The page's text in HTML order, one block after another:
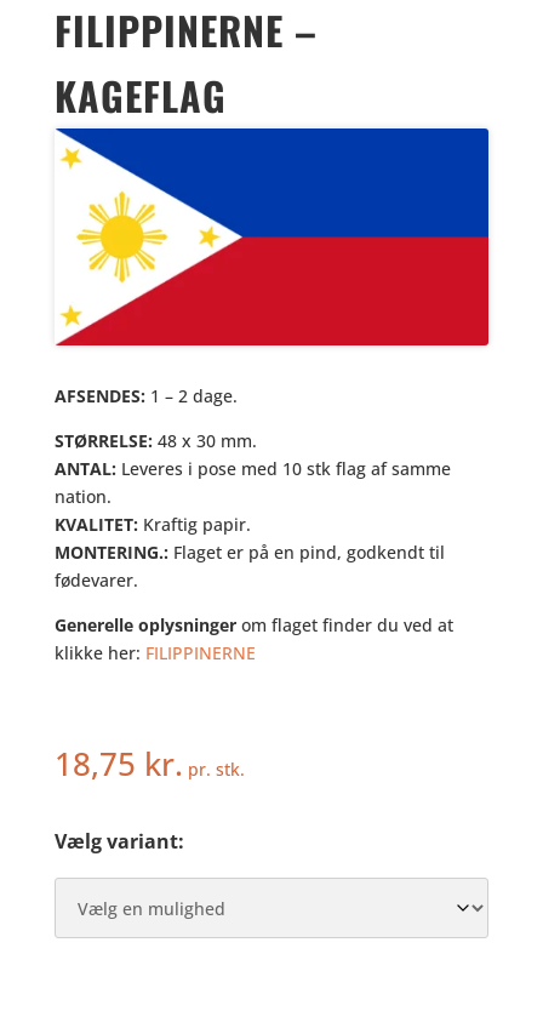
FILIPPINERNE –
KAGEFLAG
AFSENDES: 1 – 2 dage.
STØRRELSE: 48 x 30 mm.
ANTAL: Leveres i pose med 10 stk flag af samme
nation.
KVALITET: Kraftig papir.
MONTERING.: Flaget er på en pind, godkendt til
fødevarer.
Generelle oplysningerom flaget finder du ved at
klikke her: FILIPPINERNE
18,75 kr. pr. stk.
Vælg variant: